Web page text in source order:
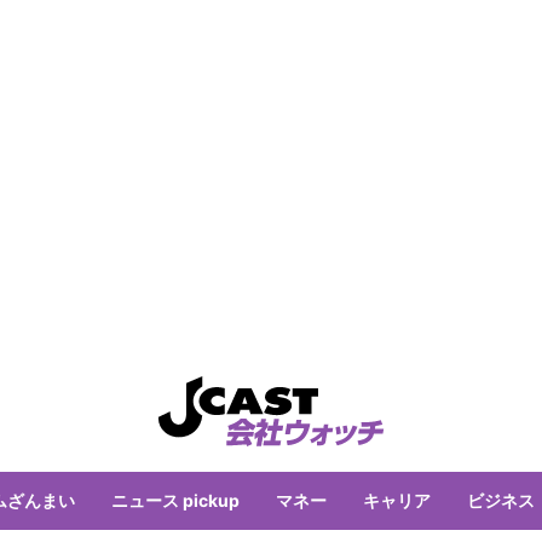
ざんまい ニュース pickup マネー キャリア ビジネス